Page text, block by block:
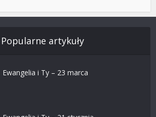
Popularne artykuły
Ewangelia i Ty – 23 marca